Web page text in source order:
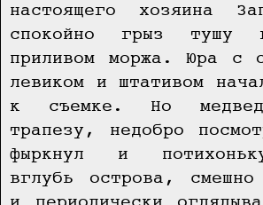
настоящего хозяина
спокойно грыз тушу
приливом моржа. Юра с
левиком и штативом
к съемке. Но
трапезу, недобро
фыркнул и
вглубь острова, смешно